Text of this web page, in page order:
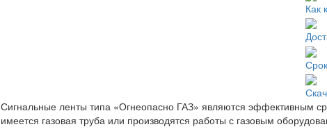
Как
Сигнальные ленты типа «Огнеопасно ГАЗ» являются эффективным
имеется газовая труба или производятся работы с газовым